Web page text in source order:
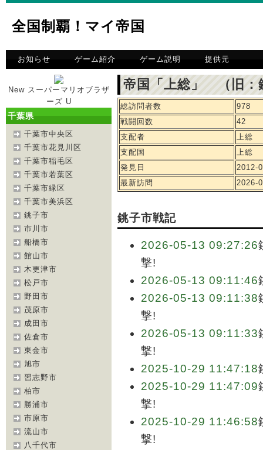
全国制覇！マイ帝国
お知らせ ゲーム紹介 ゲーム説明 提供元
New スーパーマリオブラザ
ーズ U
千葉県
千葉市中央区
千葉市花見川区
千葉市稲毛区
千葉市若葉区
千葉市緑区
千葉市美浜区
銚子市
市川市
船橋市
館山市
木更津市
松戸市
野田市
茂原市
成田市
佐倉市
東金市
旭市
習志野市
柏市
勝浦市
市原市
流山市
八千代市
帝国「上総」 （旧：
総訪問者数
978
戦闘回数
42
支配者
上総
支配国
上総
発見日
2012-
最新訪問
2026-
銚子市戦記
2026-05-13 09:27:26
撃!
2026-05-13 09:11:46
2026-05-13 09:11:38
撃!
2026-05-13 09:11:33
撃!
2025-10-29 11:47:18
2025-10-29 11:47:09
撃!
2025-10-29 11:46:58
撃!